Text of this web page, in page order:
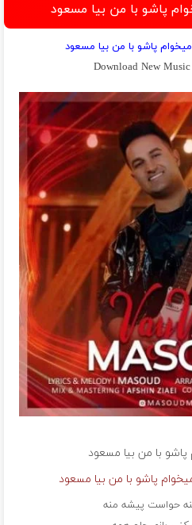
کننده خانگی
پاشو با من بیا مسعود
پاشو با من بیا مسعود
Download New
با من بیا مسعود
پاشو با من بیا مسعود
حواست پیشه منه